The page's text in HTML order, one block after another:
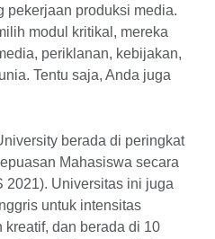
pekerjaan produksi media.
modul kritikal, mereka
periklanan, kebijakan,
Tentu saja, Anda juga
berada di peringkat
Mahasiswa secara
2021). Universitas ini juga
untuk intensitas
dan berada di 10